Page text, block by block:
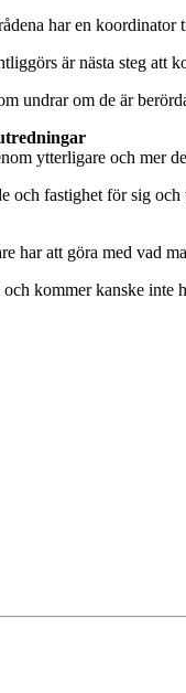
har en
är nästa steg att
undrar om de är
ytterligare och mer
och fastighet för sig
har att göra med vad
kommer kanske inte